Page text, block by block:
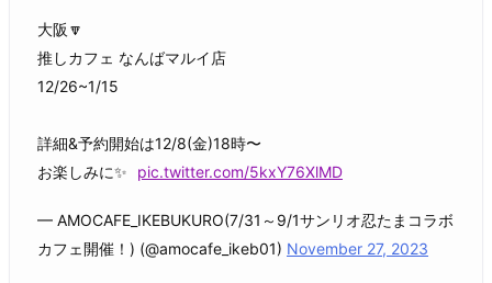
大阪🔽
推しカフェ なんばマルイ店
12/26~1/15
詳細&予約開始は12/8(金)18時〜
お楽しみに✨
pic.twitter.com/5kxY76XlMD
— AMOCAFE_IKEBUKURO(7/31～9/1サンリオ忍たまコラボ
カフェ開催！) (@amocafe_ikeb01) November 27, 2023